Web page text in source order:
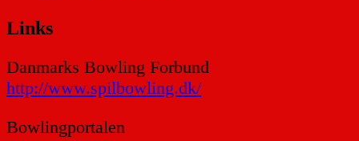
Links
Danmarks Bowling Forbund
http://www.spilbowling.dk/
Bowlingportalen